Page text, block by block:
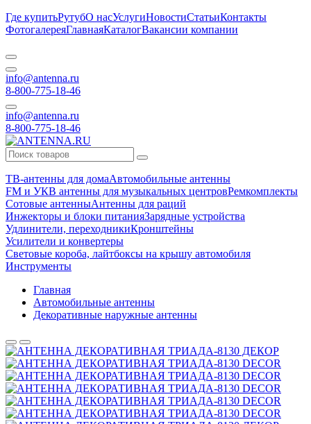
Где купитьРутубО насУслугиНовостиСтатьиКонтакты
ФотогалереяГлавнаяКаталогВакансии компании
info@antenna.ru
8-800-775-18-46
info@antenna.ru
8-800-775-18-46
ТВ-антенны для домаАвтомобильные антенны
FM и УКВ антенны для музыкальных центровРемкомплекты
Сотовые антенныАнтенны для раций
Инжекторы и блоки питанияЗарядные устройства
Удлинители, переходникиКронштейны
Усилители и конвертеры
Световые короба, лайтбоксы на крышу автомобиля
Инструменты
Главная
Автомобильные антенны
Декоративные наружные антенны